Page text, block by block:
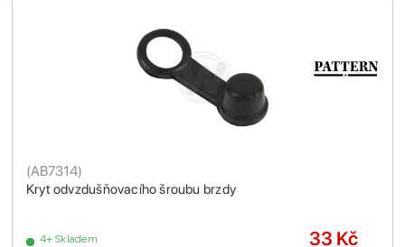
Kryt odvzdušňovacího šroubu brzdy
(AB7314)
4+ Skladem 33 Kč